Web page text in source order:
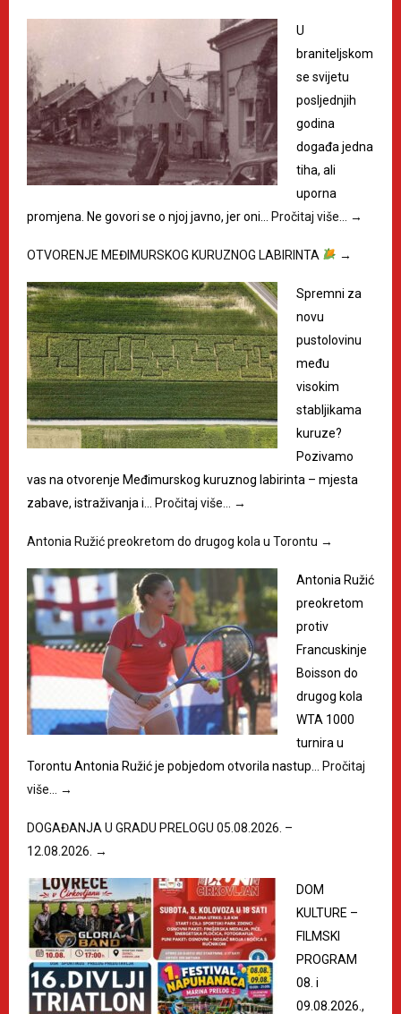
U
braniteljskom
se svijetu
posljednjih
godina
događa jedna
tiha, ali
uporna
promjena. Ne govori se o njoj javno, jer oni… Pročitaj više… →
OTVORENJE MEĐIMURSKOG KURUZNOG LABIRINTA →
Spremni za
novu
pustolovinu
među
visokim
stabljikama
kuruze?
Pozivamo
vas na otvorenje Međimurskog kuruznog labirinta – mjesta
zabave, istraživanja i… Pročitaj više… →
Antonia Ružić preokretom do drugog kola u Torontu →
Antonia Ružić
preokretom
protiv
Francuskinje
Boisson do
drugog kola
WTA 1000
turnira u
Torontu Antonia Ružić je pobjedom otvorila nastup… Pročitaj
više…
→
DOGAĐANJA U GRADU PRELOGU 05.08.2026. –
12.08.2026. →
DOM
KULTURE –
FILMSKI
PROGRAM
08. i
09.08.2026.,